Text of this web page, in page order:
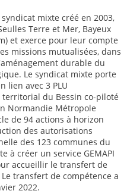
syndicat mixte créé en 2003,
Terre et Mer, Bayeux
et exerce pour leur compte
missions mutualisées, dans
durable du
Le syndicat mixte porte
lien avec 3 PLU
du Bessin co-piloté
Normandie Métropole
de 94 actions à horizon
des autorisations
des 123 communes du
à créer un service GEMAPI
accueillir le transfert de
transfert de compétence a
2022.